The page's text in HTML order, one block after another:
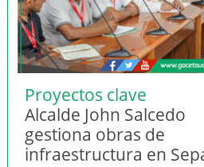
Proyectos clave
Alcalde John Salcedo
gestiona obras de
infraestructura en